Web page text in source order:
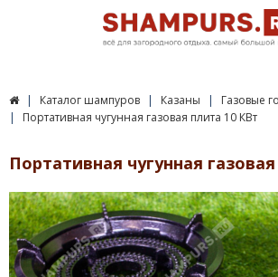
Каталог шампуров Казаны
Газовые
Портативная чугунная газовая плита 10 КВт
Портативная чугунная